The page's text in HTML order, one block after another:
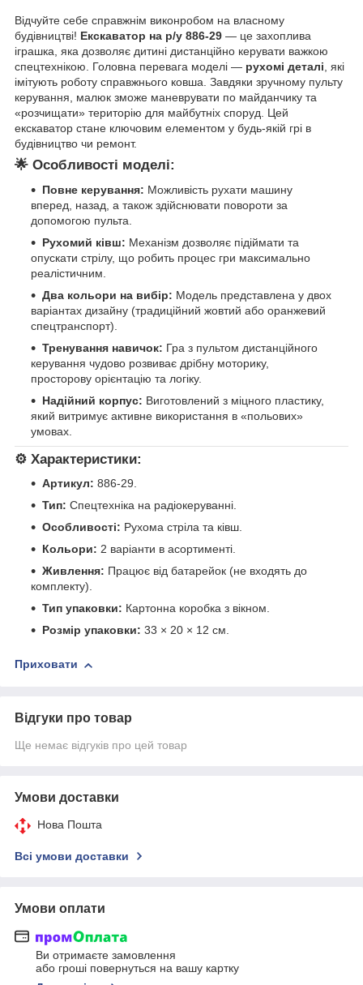
Відчуйте себе справжнім виконробом на власному
будівництві! Екскаватор на р/у 886-29 — це захоплива
іграшка, яка дозволяє дитині дистанційно керувати важкою
спецтехнікою. Головна перевага моделі — рухомі деталі , які
імітують роботу справжнього ковша. Завдяки зручному пульту
керування, малюк зможе маневрувати по майданчику та
«розчищати» територію для майбутніх споруд. Цей
екскаватор стане ключовим елементом у будь-якій грі в
будівництво чи ремонт.
🌟 Особливості моделі:
Повне керування: Можливість рухати машину
вперед, назад, а також здійснювати повороти за
допомогою пульта.
Рухомий ківш: Механізм дозволяє підіймати та
опускати стрілу, що робить процес гри максимально
реалістичним.
Два кольори на вибір: Модель представлена у двох
варіантах дизайну (традиційний жовтий або оранжевий
спецтранспорт).
Тренування навичок: Гра з пультом дистанційного
керування чудово розвиває дрібну моторику,
просторову орієнтацію та логіку.
Надійний корпус: Виготовлений з міцного пластику,
який витримує активне використання в «польових»
умовах.
⚙️ Характеристики:
Артикул: 886-29.
Тип: Спецтехніка на радіокеруванні.
Особливості: Рухома стріла та ківш.
Кольори: 2 варіанти в асортименті.
Живлення: Працює від батарейок (не входять до
комплекту).
Тип упаковки: Картонна коробка з вікном.
Розмір упаковки: 33 × 20 × 12 см.
Приховати
Відгуки про товар
Ще немає відгуків про цей товар
Умови доставки
Нова Пошта
Всі умови доставки
Умови оплати
Ви отримаєте замовлення
або гроші повернуться на вашу картку